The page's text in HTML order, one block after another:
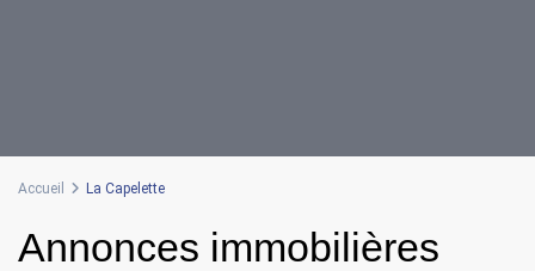
Accueil La Capelette
Annonces immobilières